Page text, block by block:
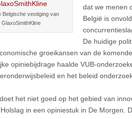
Belgische vestiging van
GlaxoSmithKline
dat we menen
België is
De huidige
groeikansen van de
opiniebijdrage haalde VUB-
en het beleid
het niet goed op het gebied van
in een opiniestuk in De Morgen.